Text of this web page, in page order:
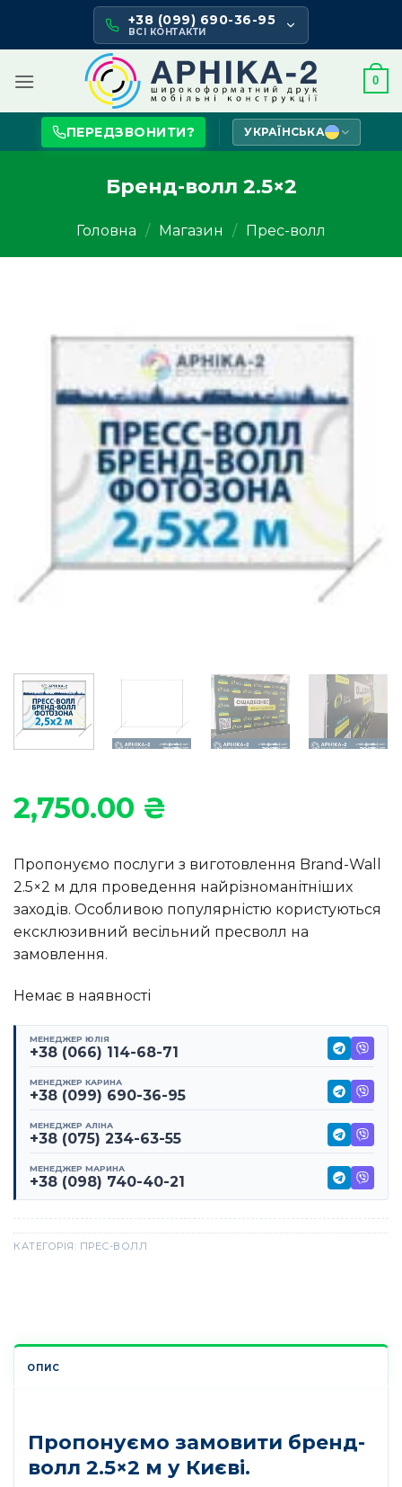
content
+38 (099) 690-36-95
ВСІ КОНТАКТИ
0
ПЕРЕДЗВОНИТИ? УКРАЇНСЬКА
Бренд-волл 2.5×2
Головна / Магазин / Прес-волл
2,750.00 ₴
Пропонуємо послуги з виготовлення Brand-Wall
2.5×2 м для проведення найрізноманітніших
заходів. Особливою популярністю користуються
ексклюзивний весільний пресволл на
замовлення.
Немає в наявності
МЕНЕДЖЕР ЮЛІЯ
+38 (066) 114-68-71
МЕНЕДЖЕР КАРИНА
+38 (099) 690-36-95
МЕНЕДЖЕР АЛІНА
+38 (075) 234-63-55
МЕНЕДЖЕР МАРИНА
+38 (098) 740-40-21
КАТЕГОРІЯ: ПРЕС-ВОЛЛ
ОПИС
Пропонуємо замовити бренд-
волл 2.5×2 м у Києві.